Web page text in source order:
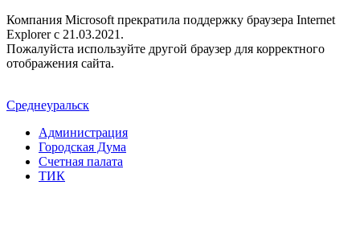
Компания Microsoft прекратила поддержку браузера Internet
Explorer c 21.03.2021.
Пожалуйста используйте другой браузер для корректного
отображения сайта.
Среднеуральск
Администрация
Городская Дума
Счетная палата
ТИК